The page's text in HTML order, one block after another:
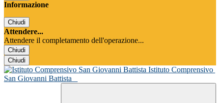
Informazione
Chiudi
Attendere...
Attendere il completamento dell'operazione...
Chiudi
Chiudi
Istituto Comprensivo
San Giovanni Battista